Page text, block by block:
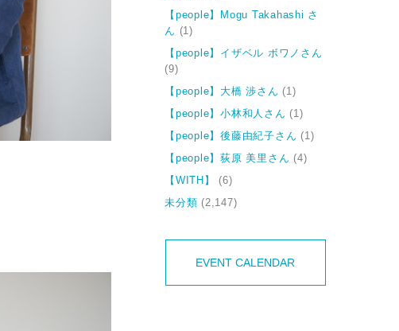
【people】Mogu Takahashi さ
ん (1)
【people】イザベル ボワノさん
(9)
【people】大橋 渉さん (1)
【people】小林和人さん (1)
【people】後藤由紀子さん (1)
【people】荻原 美里さん (4)
【WITH】
(6)
未分類 (2,147)
EVENT CALENDAR